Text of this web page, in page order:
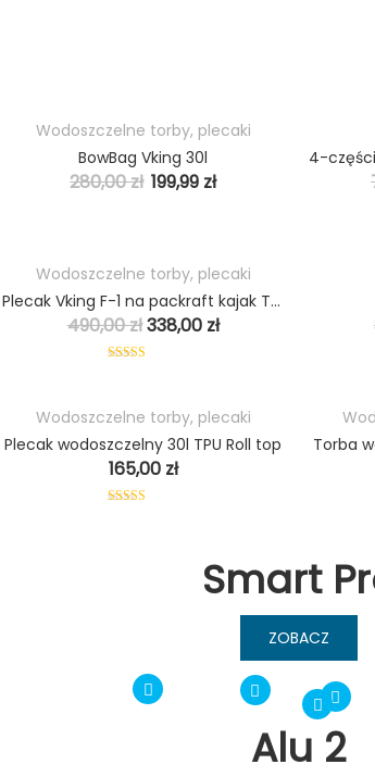
HOT
Wodoszczelne torby, plecaki
BowBag Vking 30l
280,00zł 199,99 zł
HOT
PROMO
Wodoszczelne torby, plecaki
Plecak Vking F-1 na packraft kajak TPU 60-80l
490,00zł338,00 zł
HOT
Wodoszczelne torby, plecaki
Plecak wodoszczelny 30l TPU Roll top
165,00 zł
Torba
Smart
ZOBACZ
Alu 2